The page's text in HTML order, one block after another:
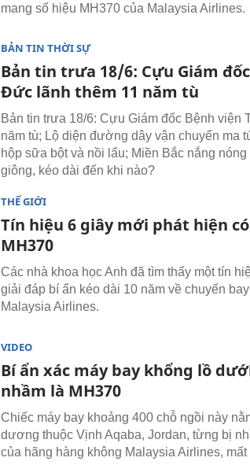
mang số hiệu MH370 của Malaysia Airlines.
BẢN TIN THỜI SỰ
Bản tin trưa 18/6: Cựu Giám
Đức lãnh thêm 11 năm tù
Bản tin trưa 18/6: Cựu Giám đốc Bệnh viện
năm tù; Lộ diện đường dây vận chuyển ma
hộp sữa bột và nồi lẩu; Miền Bắc nắng
giông, kéo dài đến khi nào?
THẾ GIỚI
Tín hiệu 6 giây mới phát hiện
MH370
Các nhà khoa học Anh đã tìm thấy một tín
giải đáp bí ẩn kéo dài 10 năm về chuyến
Malaysia Airlines.
VIDEO
Bí ẩn xác máy bay khổng lồ
nhầm là MH370
Chiếc máy bay khoảng 400 chỗ ngồi này
dương thuộc Vịnh Aqaba, Jordan, từng bị
của hãng hàng không Malaysia Airlines,